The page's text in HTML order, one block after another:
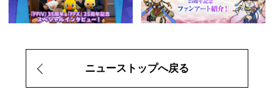
ニューストップへ戻る